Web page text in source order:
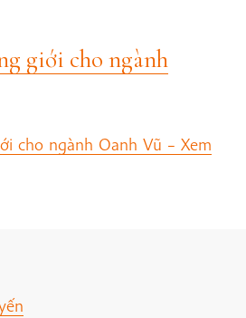
giới cho ngành
cho ngành Oanh Vũ – Xem